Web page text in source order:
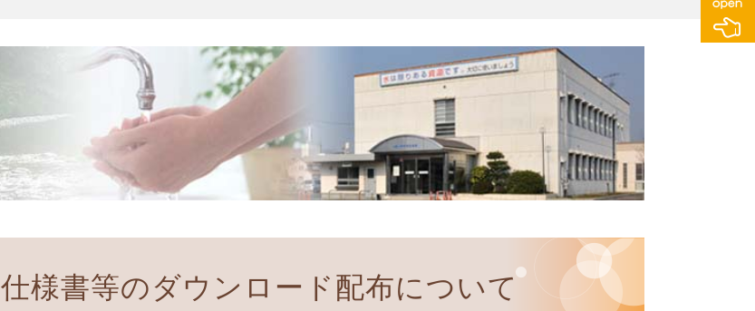
仕様書等のダウンロード配布について